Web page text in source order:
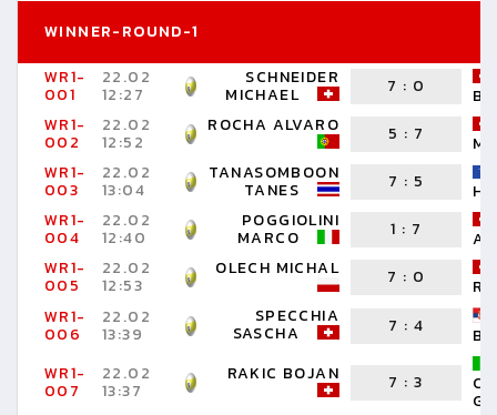
WINNER-ROUND-1
WR1-
001
22.02
12:27
SCHNEIDER
MICHAEL 7 : 0
WR1-
002
22.02
12:52
ROCHA ALVARO 5 : 7
WR1-
003
22.02
13:04
TANASOMBOON
TANES 7 : 5
WR1-
004
22.02
12:40
POGGIOLINI
MARCO 1 : 7
WR1-
005
22.02
12:53
OLECH MICHAL 7 : 0
WR1-
006
22.02
13:39
SPECCHIA
SASCHA 7 : 4
WR1-
007
22.02
13:37
RAKIC BOJAN 7 :3